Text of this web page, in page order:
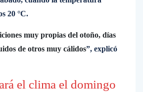
20 °C.
muy propias del otoño, días
de otros muy cálidos”, explicó
el clima el domingo